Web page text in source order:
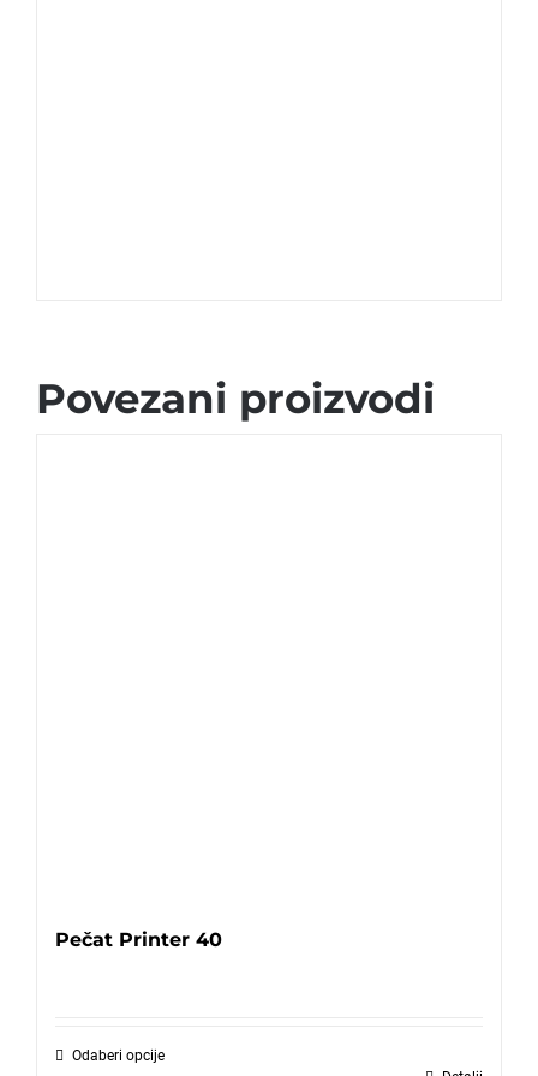
Povezani proizvodi
Pečat Printer 40
Odaberi opcije